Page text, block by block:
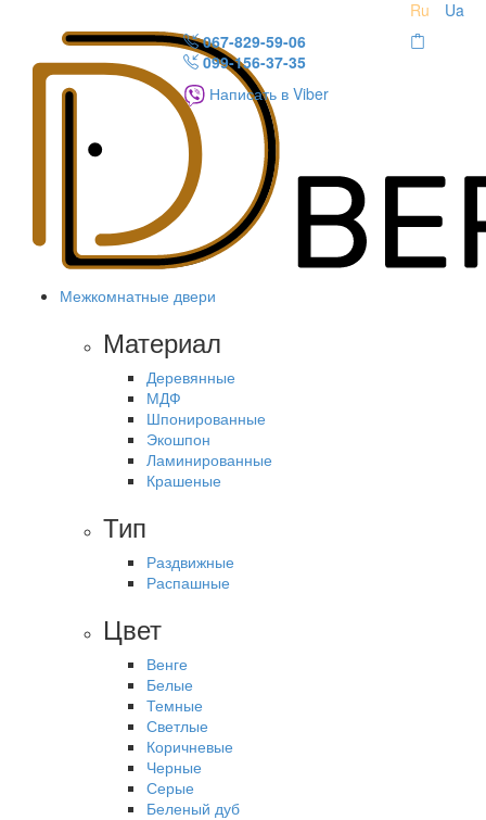
Ru
Ua
067-829-59-06
099-156-37-35
Написать в Viber
Межкомнатные двери
Материал
Деревянные
МДФ
Шпонированные
Экошпон
Ламинированные
Крашеные
Тип
Раздвижные
Распашные
Цвет
Венге
Белые
Темные
Светлые
Коричневые
Черные
Серые
Беленый дуб